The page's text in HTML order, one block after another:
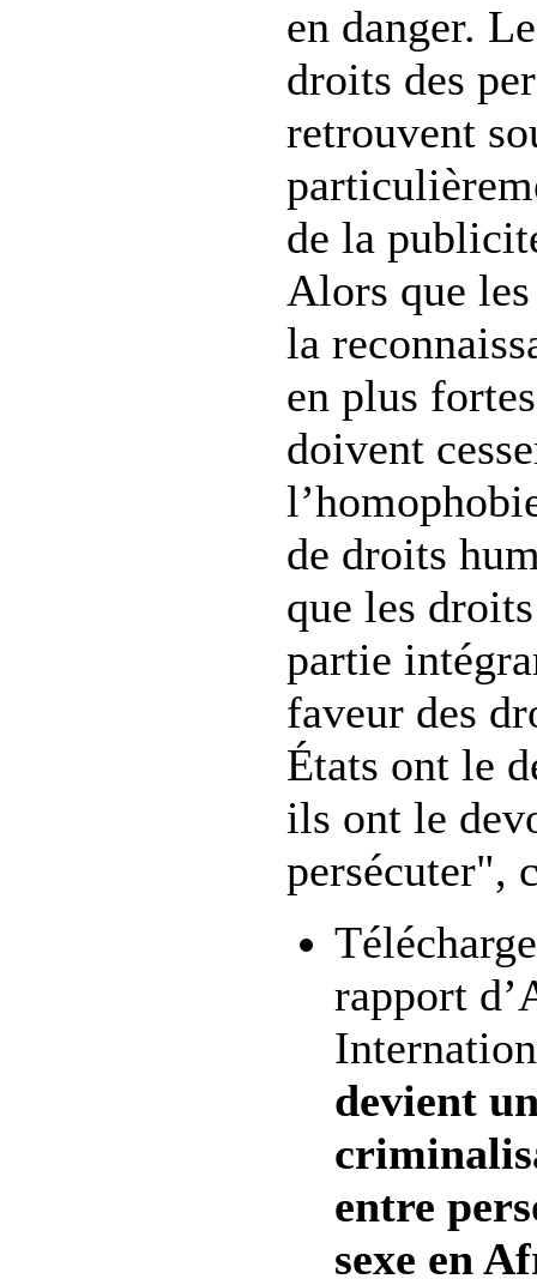
en danger.
droits des
retrouvent
de la
Alors que
la
en plus
doivent
de droits
que les
partie
faveur des
États ont le
ils ont le
persécuter",
rapport
devient
entre
sexe en